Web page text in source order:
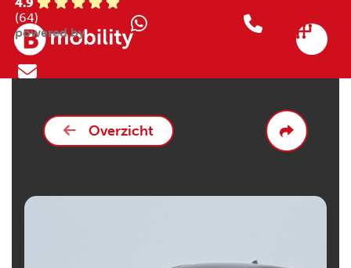
(64)
powered by
Overzicht